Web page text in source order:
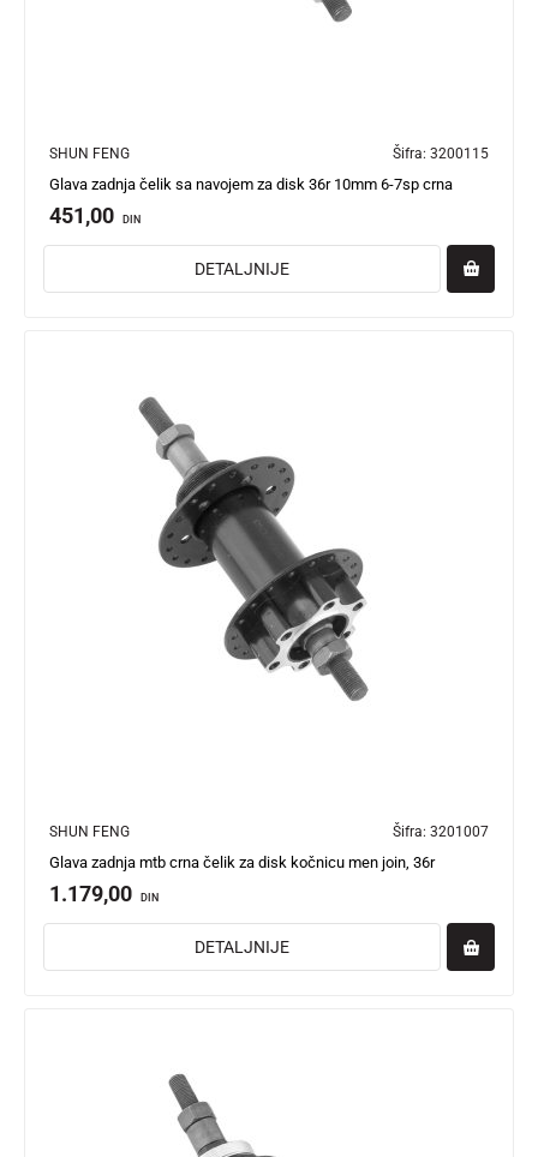
SHUN FENG Šifra: 3200115
Glava zadnja čelik sa navojem za disk 36r 10mm 6-7sp crna
451,00 DIN
DETALJNIJE
SHUN FENG Šifra: 3201007
Glava zadnja mtb crna čelik za disk kočnicu men join, 36r
1.179,00 DIN
DETALJNIJE